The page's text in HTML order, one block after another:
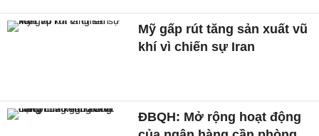
Mỹ gấp rút tăng sản xuất vũ
khí vì chiến sự Iran
ĐBQH: Mở rộng hoạt động